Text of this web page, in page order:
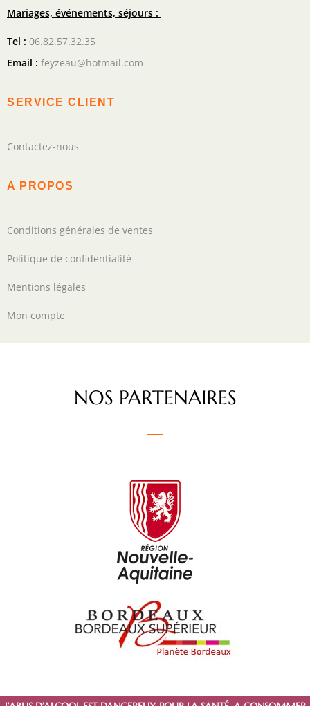
Mariages, événements, séjours :
Tel : 06.82.57.32.35
Email : feyzeau@hotmail.com
SERVICE CLIENT
Contactez-nous
A PROPOS
Conditions générales de ventes
Politique de confidentialité
Mentions légales
Mon compte
NOS PARTENAIRES